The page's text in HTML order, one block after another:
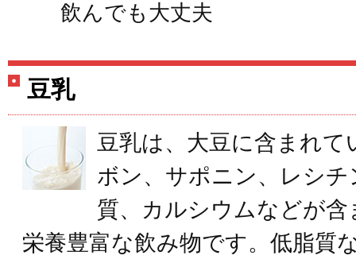
飲んでも大丈夫
豆乳
豆乳は、大豆に含まれて
ボン、サポニン、レシ
質、カルシウムなどが
栄養豊富な飲み物です。低脂質